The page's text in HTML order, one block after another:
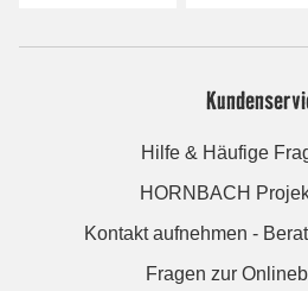
Hilfe & Häufige
HORNBACH
Kontakt aufnehmen -
Fragen zur